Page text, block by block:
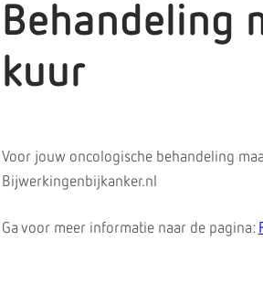
Behandeling
kuur
Voor jouw oncologische behandeling
Bijwerkingenbijkanker.nl
Ga voor meer informatie naar de pagina: